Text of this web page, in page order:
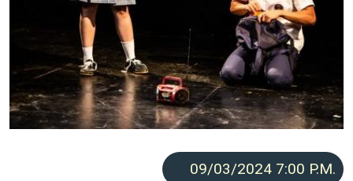
09/03/2024 7:00 P.M.